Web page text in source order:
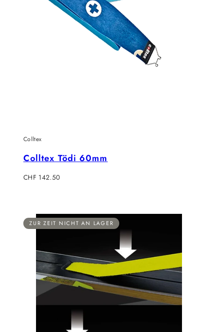
Colltex
Colltex Tödi 60mm
Regulärer
CHF 142.50
ZUR ZEIT NICHT AN LAGER